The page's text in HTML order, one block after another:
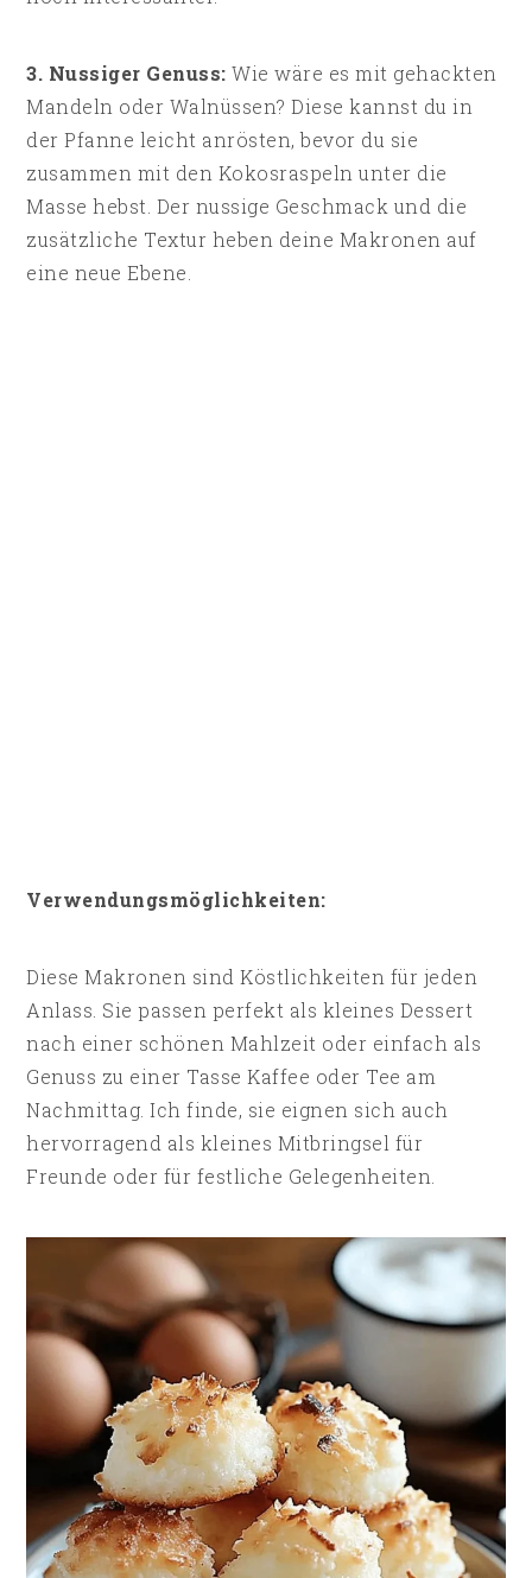
3. Nussiger Genuss: Wie wäre es mit gehackten
Mandeln oder Walnüssen? Diese kannst du in
der Pfanne leicht anrösten, bevor du sie
zusammen mit den Kokosraspeln unter die
Masse hebst. Der nussige Geschmack und die
zusätzliche Textur heben deine Makronen auf
eine neue Ebene.
Verwendungsmöglichkeiten:
Diese Makronen sind Köstlichkeiten für jeden
Anlass. Sie passen perfekt als kleines Dessert
nach einer schönen Mahlzeit oder einfach als
Genuss zu einer Tasse Kaffee oder Tee am
Nachmittag. Ich finde, sie eignen sich auch
hervorragend als kleines Mitbringsel für
Freunde oder für festliche Gelegenheiten.